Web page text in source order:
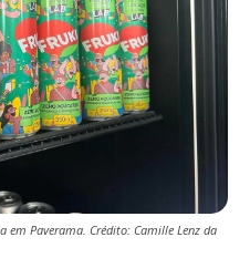
em Paverama. Crédito: Camille Lenz da